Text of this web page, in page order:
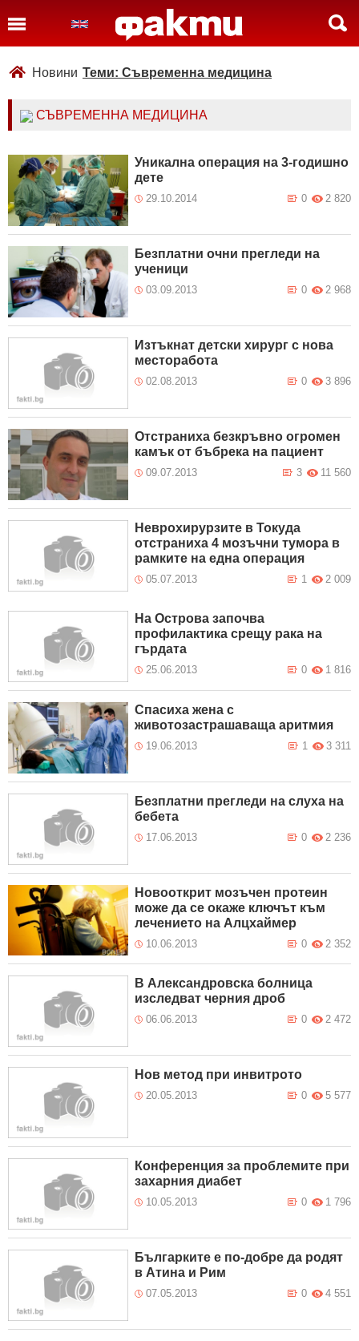
Новини Теми: Съвременна медицина
СЪВРЕМЕННА МЕДИЦИНА
Уникална операция на 3-годишно
дете
29.10.2014 2 820
0
Безплатни очни прегледи на
ученици
03.09.2013 2 968
0
Изтъкнат детски хирург с нова
месторабота
02.08.2013 3 896
0
Отстраниха безкръвно огромен
камък от бъбрека на пациент
09.07.2013 11 560
3
Неврохирурзите в Токуда
отстраниха 4 мозъчни тумора в
рамките на една операция
05.07.2013 2 009
1
На Острова започва
профилактика срещу рака на
гърдата
25.06.2013 1 816
0
Спасиха жена с
животозастрашаваща аритмия
19.06.2013 3 311
1
Безплатни прегледи на слуха на
бебета
17.06.2013 2 236
0
Новооткрит мозъчен протеин
може да се окаже ключът към
лечението на Aлцхаймер
10.06.2013 2 352
0
В Александровска болница
изследват черния дроб
06.06.2013 2 472
0
Нов метод при инвитрото
20.05.2013 5 577
0
Конференция за проблемите при
захарния диабет
10.05.2013 1 796
0
Българките е по-добре да родят
в Атина и Рим
07.05.2013 4 551
0